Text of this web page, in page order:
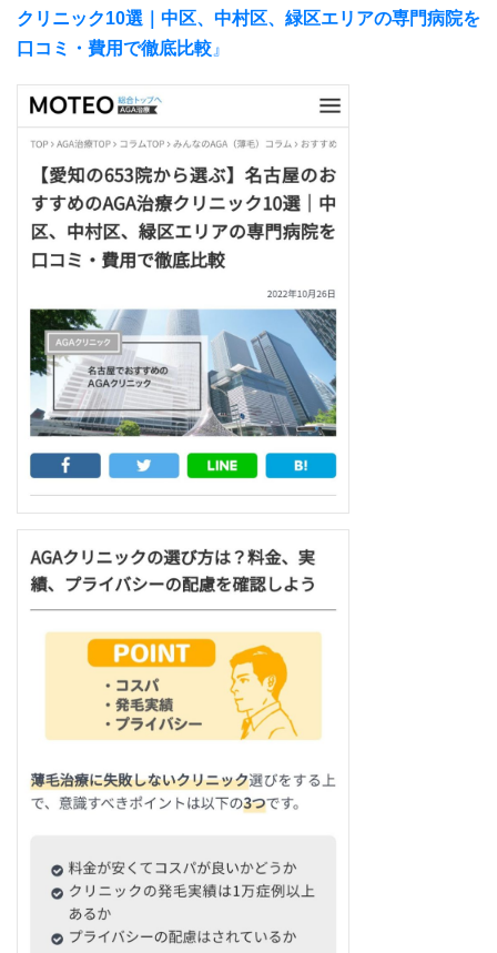
クリニック10選｜中区、中村区、緑区エリアの専門病院を
口コミ・費用で徹底比較 』